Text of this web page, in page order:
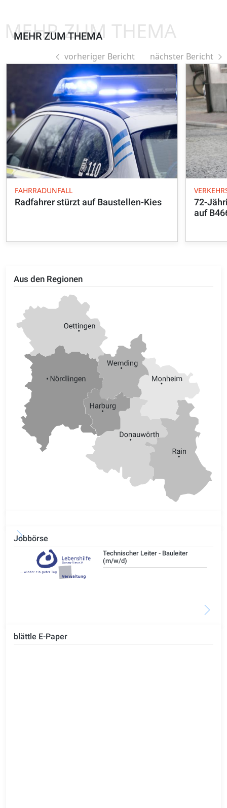
Aus den Regionen
Jobbörse
Technischer Leiter - Bauleiter
(m/w/d)
blättle E-Paper
MEHR ZUM THEMA
MEHR ZUM THEMA
vorheriger Bericht nächster Bericht
FAHRRADUNFALL
Radfahrer stürzt auf Baustellen-Kies
72-
auf